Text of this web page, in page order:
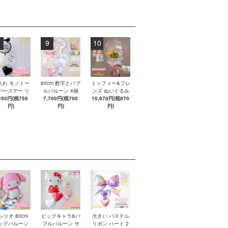
れ モノトー
ースデー リ
バブルブー
浮かせてお
円(税750
円)
9
60cm 数字とバブ
ルバルーン 4個
ブーケ 【浮かせ
てお届け】 ヘリ
7,700円(税700
円)
10
ミッフィー&フレ
ンズ ぬいぐるみ
ブーケ アレンジ
メントバルーン
10,670円(税970
円)
リオ 80cm
グバルーン
ビッグキャラ&バ
ブルバルーン サ
大きい パステル
リボン ハート 2